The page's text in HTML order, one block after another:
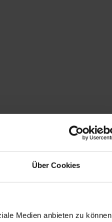
Über Cookies
Medien anbieten zu können